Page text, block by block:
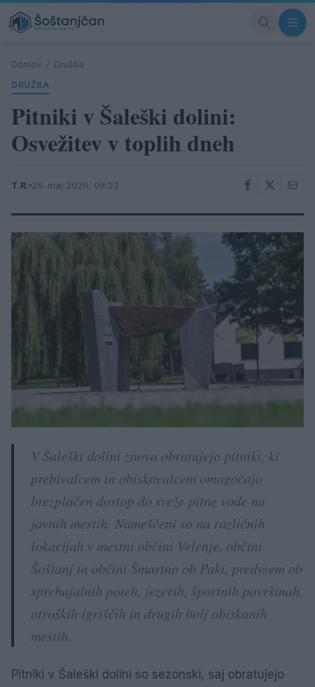
Domov / Družba
DRUŽBA
Pitniki v Šaleški dolini:
Osvežitev v toplih dneh
T.R. 26. maj 2026, 08:23
V Šaleški dolini znova obratujejo pitniki, ki
prebivalcem in obiskovalcem omogočajo
brezplačen dostop do sveže pitne vode na
javnih mestih. Nameščeni so na različnih
lokacijah v mestni občini Velenje, občini
Šoštanj in občini Šmartno ob Paki, predvsem ob
sprehajalnih poteh, jezerih, športnih površinah,
otroških igriščih in drugih bolj obiskanih
mestih.
Pitniki v Šaleški dolini so sezonski, saj obratujejo